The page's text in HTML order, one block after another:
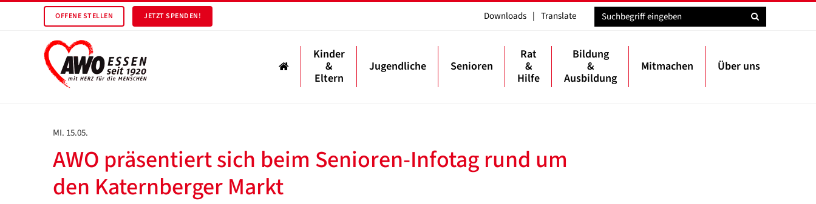
OFFENE STELLEN JETZT SPENDEN! Downloads | Translate
Kinder
&
Eltern
Jugendliche Senioren
Rat
&
Hilfe
Bildung
&
Ausbildung
Mitmachen Über uns
MI. 15.05.
AWO präsentiert sich beim Senioren-Infotag rund um
den Katernberger Markt